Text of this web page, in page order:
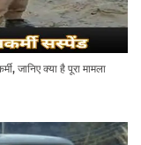
जानिए क्या है पूरा मामला